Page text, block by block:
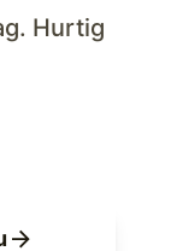
Hurtig
arrow_forward